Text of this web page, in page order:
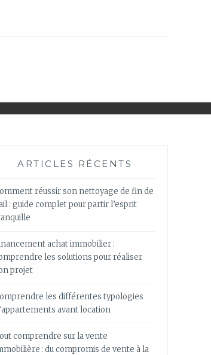
ARTICLES RÉCENTS
réussir son nettoyage de fin de
: guide complet pour partir l’esprit
achat immobilier :
les solutions pour réaliser
projet
les différentes typologies
avant location
comprendre sur la vente
: du compromis de vente à la